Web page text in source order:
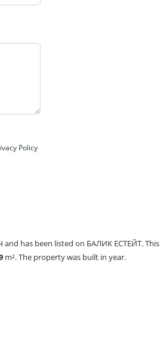
Policy
and has been listed on БАЛИК ЕСТЕЙТ. This
m². The property was built in year.